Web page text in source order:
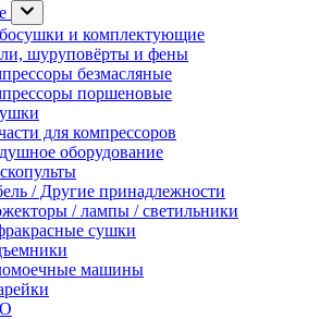
и комплектующие
шуруповёрты и фены
безмасляные
поршеновые
для компрессоров
оборудование
/ Другие принадлежности
/ лампы / светильники
сушки
машины